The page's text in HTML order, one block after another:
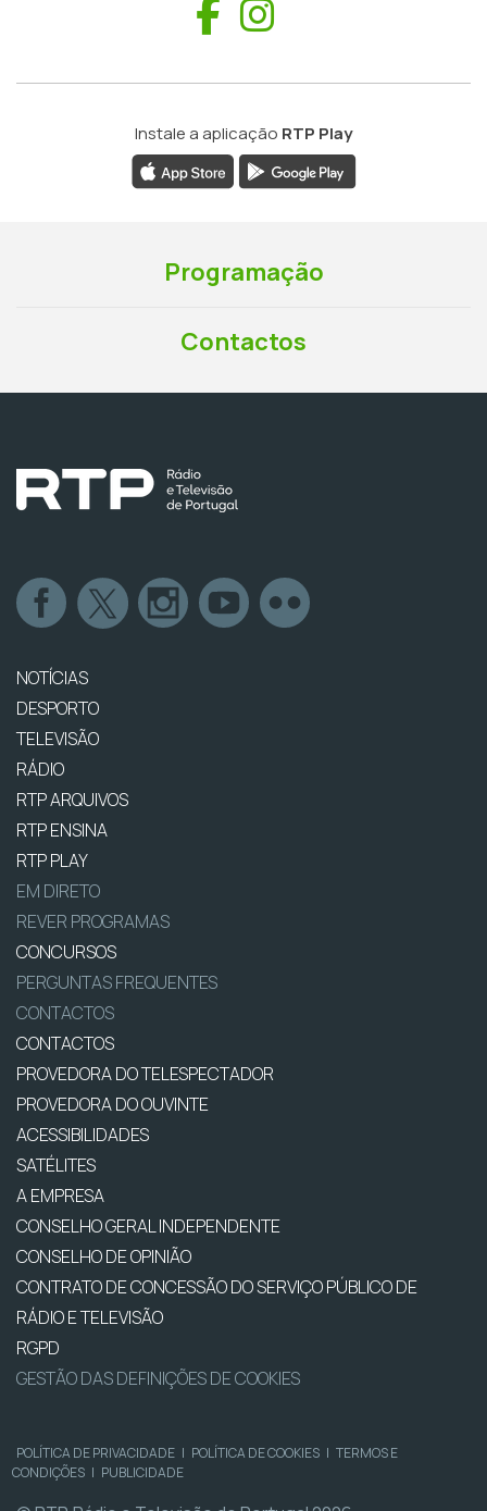
Facebook
Instale a aplicação RTP Play
Programação
Contactos
NOTÍCIAS
DESPORTO
TELEVISÃO
RÁDIO
RTP ARQUIVOS
RTP ENSINA
RTP PLAY
EM DIRETO
REVER PROGRAMAS
CONCURSOS
PERGUNTAS FREQUENTES
CONTACTOS
CONTACTOS
PROVEDORA DO TELESPECTADOR
PROVEDORA DO OUVINTE
ACESSIBILIDADES
SATÉLITES
A EMPRESA
CONSELHO GERAL INDEPENDENTE
CONSELHO DE OPINIÃO
CONTRATO DE CONCESSÃO DO SERVIÇO PÚBLICO DE
RÁDIO E TELEVISÃO
RGPD
GESTÃO DAS DEFINIÇÕES DE COOKIES
POLÍTICA DE PRIVACIDADE | POLÍTICA DE COOKIES | TERMOS E
CONDIÇÕES | PUBLICIDADE